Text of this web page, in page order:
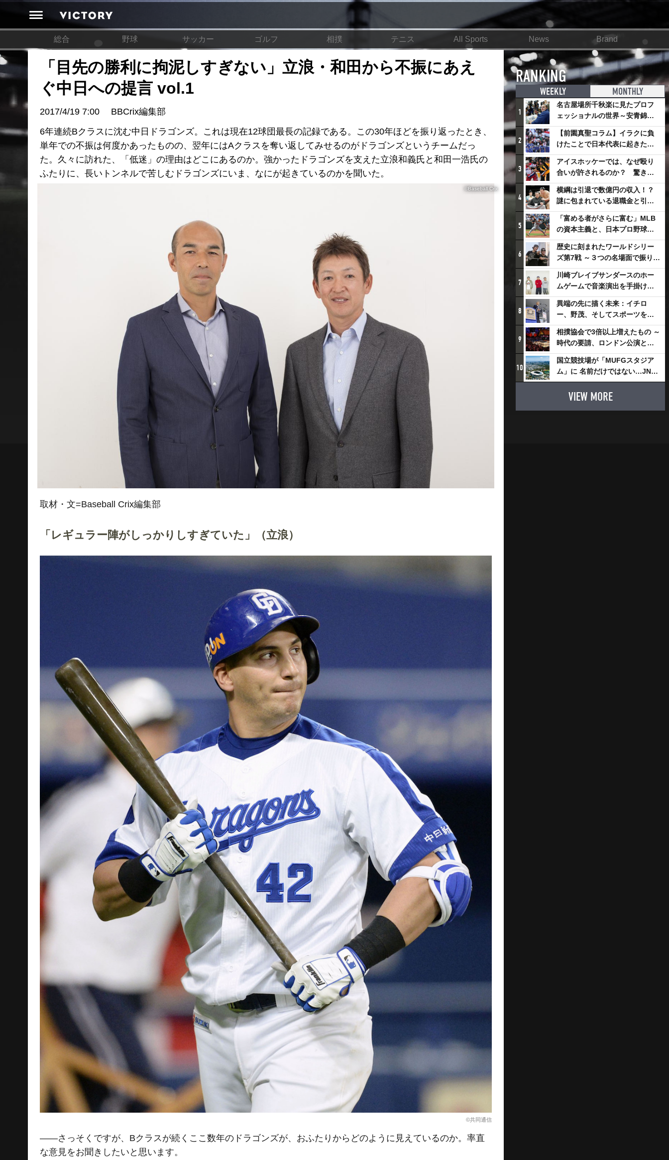
総合 野球 サッカー ゴルフ 相撲 テニス All Sports News Brand
「目先の勝利に拘泥しすぎない」立浪・和田から不振にあえ
ぐ中日への提言 vol.1
2017/4/19 7:00
BBCrix編集部
6年連続Bクラスに沈む中日ドラゴンズ。これは現在12球団最長の記録である。この30年ほどを振り返ったとき、
単年での不振は何度かあったものの、翌年にはAクラスを奪い返してみせるのがドラゴンズというチームだっ
た。久々に訪れた、「低迷」の理由はどこにあるのか。強かったドラゴンズを支えた立浪和義氏と和田一浩氏の
ふたりに、長いトンネルで苦しむドラゴンズにいま、なにが起きているのかを聞いた。
©Baseball Crix
取材・文=Baseball Crix編集部
「レギュラー陣がしっかりしすぎていた」（立浪）
©共同通信
――さっそくですが、Bクラスが続くここ数年のドラゴンズが、おふたりからどのように見えているのか。率直
な意見をお聞きしたいと思います。
RANKING
WEEKLY MONTHLY
1
名古屋場所千秋楽に見たプロフ
ェッショナルの世界～安青錦の
優勝を巡るさまざまなドラマ
2
【前園真聖コラム】イラクに負
けたことで日本代表に起きたプ
ラスとは
3
アイスホッケーでは、なぜ殴り
合いが許されるのか？ 驚きの
「ファイティング」ルールにつ
いて
4
横綱は引退で数億円の収入！？
謎に包まれている退職金と引退
相撲興行
5
「富める者がさらに富む」MLB
の資本主義と、日本プロ野球が
踏み出せない一歩
6
歴史に刻まれたワールドシリー
ズ第7戦 ～３つの名場面で振り返
る～
7
川崎ブレイブサンダースのホー
ムゲームで音楽演出を手掛ける
スチャダラパーが川崎新！アリ
ーナシティ・プロジェクトを語
る 「楽しみでしかないでしょ。
川崎は、ずっと成長曲線だか
ら」
8
異端の先に描く未来：イチロ
ー、野茂、そしてスポーツを支
える科学界の挑戦
9
相撲協会で3倍以上増えたもの ～
時代の要請、ロンドン公演と古
式大相撲
10
国立競技場が「MUFGスタジア
ム」に 名前だけではない…JNSE
とMUFGが“共創”し描く地域活
性化・社会価値創造の近未来図
VIEW MORE